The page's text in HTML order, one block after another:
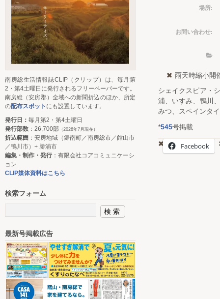
場所:
お問い合わせ:
雨天時縮小開
シェイクスピア・
浦、いすみ、鴨川
みつ、スペインタ
*545号掲載
Facebook
南房総生活情報誌CLIP（クリップ）は、毎月第
2・第4土曜日に発行されるフリーペーパーです。
南房総（安房郡）全域への新聞折込のほか、所定
の配布スポット にも設置しています。
発行日： 毎月第2・第4土曜日
発行部数 ：26,700部 （2026年7月現在）
折込範囲 ：安房地域（鋸南町／南房総市／館山市
／鴨川市）+ 勝浦市
編集・制作・発行：有限会社コアコミュニケーシ
ョン
CLIP媒体資料はこちら
検索フォーム
最新号掲載広告